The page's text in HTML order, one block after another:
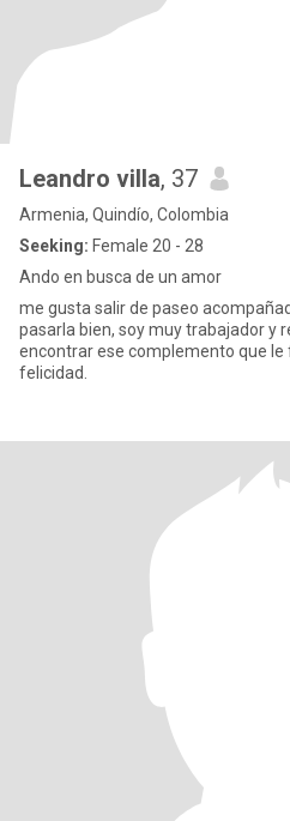
Leandro villa, 37
Armenia, Quindío, Colombia
Seeking: Female 20 - 28
Ando en busca de un amor
me gusta salir de paseo
pasarla bien, soy muy trabajador y
encontrar ese complemento que le
felicidad.